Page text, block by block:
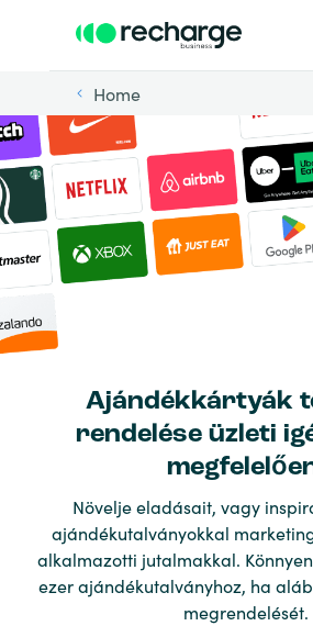
Home
Ajándékkártyák
rendelése üzleti
Növelje eladásait, vagy
ajándékutalványokkal
alkalmazotti jutalmakkal.
ezer ajándékutalványhoz, ha
megrendelését.